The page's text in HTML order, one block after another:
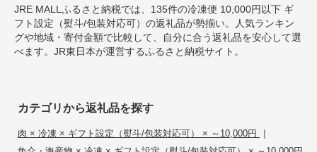
JRE MALLふるさと納税では、135件の冷凍便 10,000円以下 ギ
フト設定（熨斗/包装対応可）の返礼品が勢揃い。人気ランキン
グや地域・寄付金額で比較して、自分に合う返礼品を安心して選
べます。JR東日本が運営するふるさと納税サイト。
カテゴリから返礼品を探す
肉 × 冷凍 × ギフト設定（熨斗/包装対応可） × ～10,000円 |